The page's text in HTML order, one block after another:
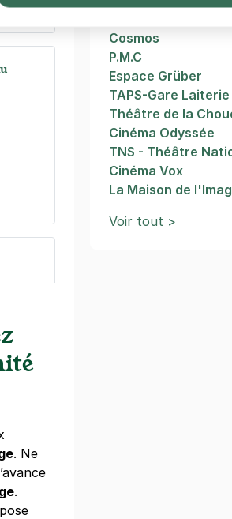
. Ne
.
Cosmos
P.M.C
Espace Grüber
TAPS-Gare Laiterie
Théâtre de la
Cinéma Odyssée
TNS - Théâtre
Cinéma Vox
La Maison de
Voir tout >